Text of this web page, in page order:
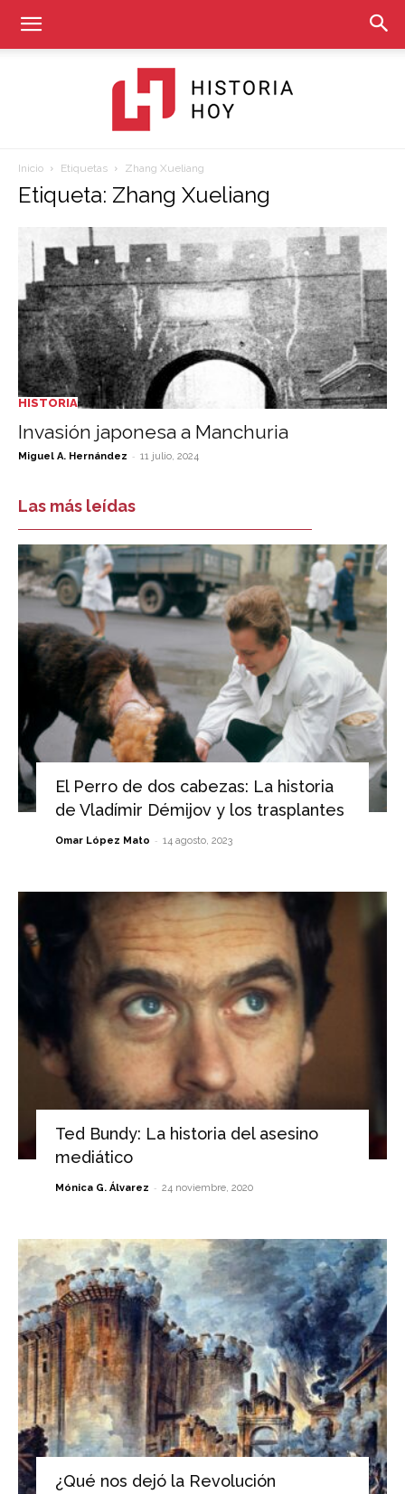
Historia
Hoy
Inicio Etiquetas Zhang Xueliang
Etiqueta: Zhang Xueliang
HISTORIA
Invasión japonesa a Manchuria
Miguel A. Hernández - 11 julio, 2024
Las más leídas
El Perro de dos cabezas: La historia
de Vladímir Démijov y los trasplantes
Omar López Mato - 14 agosto, 2023
Ted Bundy: La historia del asesino
mediático
Mónica G. Álvarez - 24 noviembre, 2020
¿Qué nos dejó la Revolución